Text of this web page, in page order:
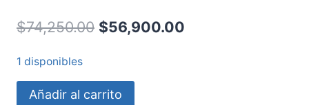
$74,250.00 $56,900.00
1 disponibles
Añadir al carrito